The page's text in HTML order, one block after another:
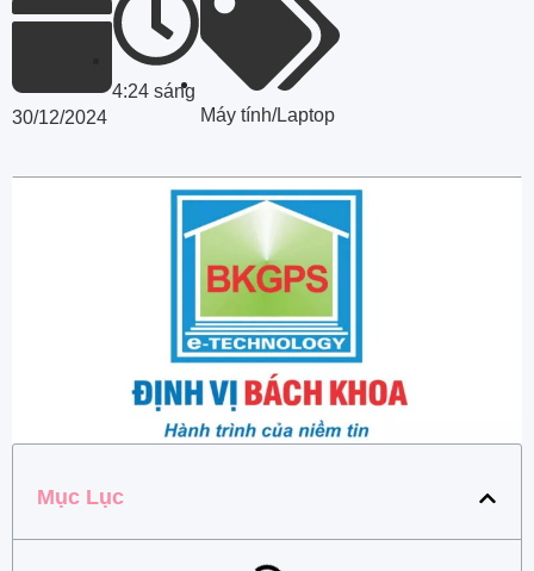
30/12/2024
4:24 sáng
Máy tính/Laptop
Mục Lục